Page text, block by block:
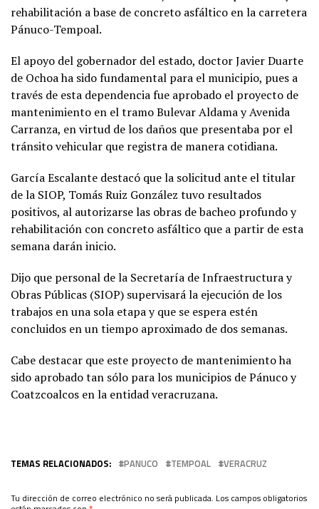
rehabilitación a base de concreto asfáltico en la carretera
Pánuco-Tempoal.
El apoyo del gobernador del estado, doctor Javier Duarte
de Ochoa ha sido fundamental para el municipio, pues a
través de esta dependencia fue aprobado el proyecto de
mantenimiento en el tramo Bulevar Aldama y Avenida
Carranza, en virtud de los daños que presentaba por el
tránsito vehicular que registra de manera cotidiana.
García Escalante destacó que la solicitud ante el titular
de la SIOP, Tomás Ruiz González tuvo resultados
positivos, al autorizarse las obras de bacheo profundo y
rehabilitación con concreto asfáltico que a partir de esta
semana darán inicio.
Dijo que personal de la Secretaría de Infraestructura y
Obras Públicas (SIOP) supervisará la ejecución de los
trabajos en una sola etapa y que se espera estén
concluidos en un tiempo aproximado de dos semanas.
Cabe destacar que este proyecto de mantenimiento ha
sido aprobado tan sólo para los municipios de Pánuco y
Coatzcoalcos en la entidad veracruzana.
TEMAS RELACIONADOS: PANUCO TEMPOAL VERACRUZ
Tu dirección de correo electrónico no será publicada. Los campos obligatorios